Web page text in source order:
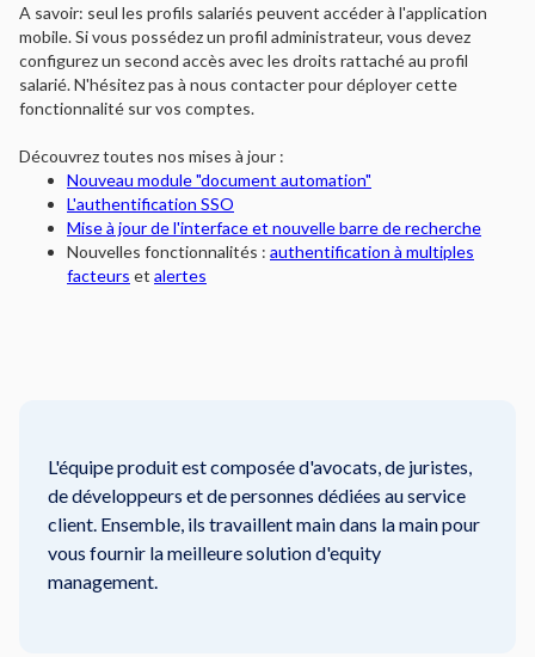
A savoir: seul les profils salariés peuvent accéder à l'application
mobile. Si vous possédez un profil administrateur, vous devez
configurez un second accès avec les droits rattaché au profil
salarié. N'hésitez pas à nous contacter pour déployer cette
fonctionnalité sur vos comptes.
Découvrez toutes nos mises à jour :
Nouveau module "document automation"
L'authentification SSO
Mise à jour de l'interface et nouvelle barre de recherche
Nouvelles fonctionnalités : authentification à multiples
facteurs et alertes
L'équipe produit est composée d'avocats, de juristes,
de développeurs et de personnes dédiées au service
client. Ensemble, ils travaillent main dans la main pour
vous fournir la meilleure solution d'equity
management.